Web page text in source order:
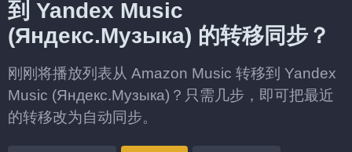
到 Yandex Music
(Яндекс.Музыка) 的转移同步？
刚刚将播放列表从 Amazon Music 转移到 Yandex
Music (Яндекс.Музыка)？只需几步，即可把最近
的转移改为自动同步。